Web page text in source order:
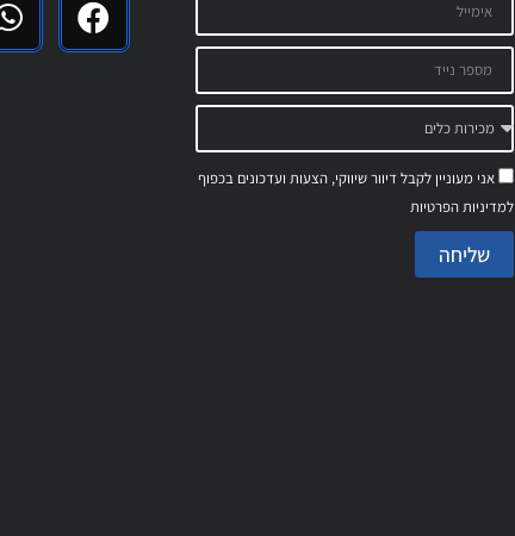
אני מעוניין לקבל דיוור שיווקי, הצעות ועדכונים בכפוף
למדיניות הפרטיות
שליחה